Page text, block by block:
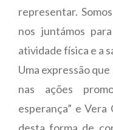
representar.
nos juntámos
atividade física e a
Uma expressão
nas ações
esperança” e